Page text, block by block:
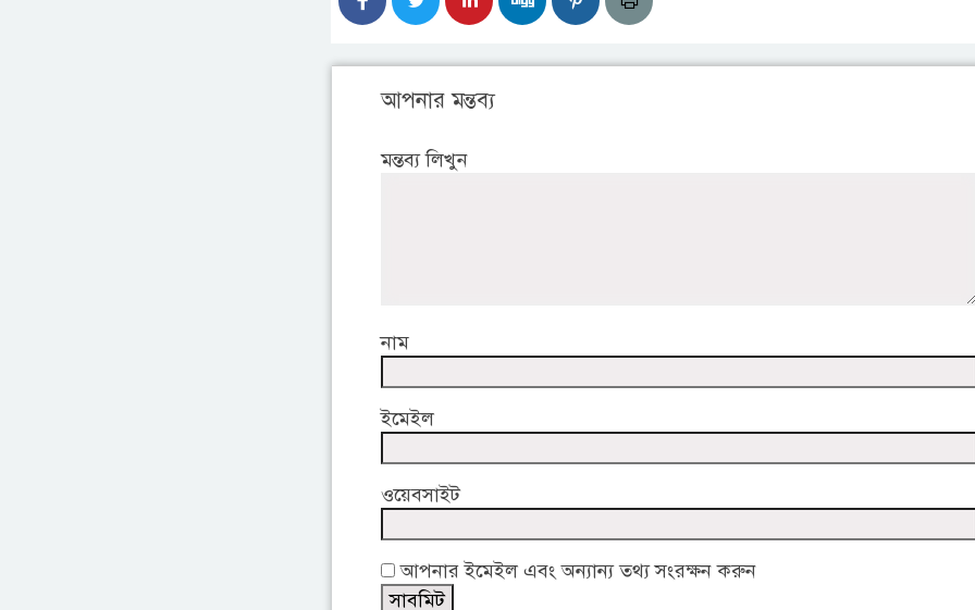
আপনার মন্তব্য
মন্তব্য লিখুন
নাম
ইমেইল
ওয়েবসাইট
আপনার ইমেইল এবং অন্যান্য তথ্য সংরক্ষন করুন